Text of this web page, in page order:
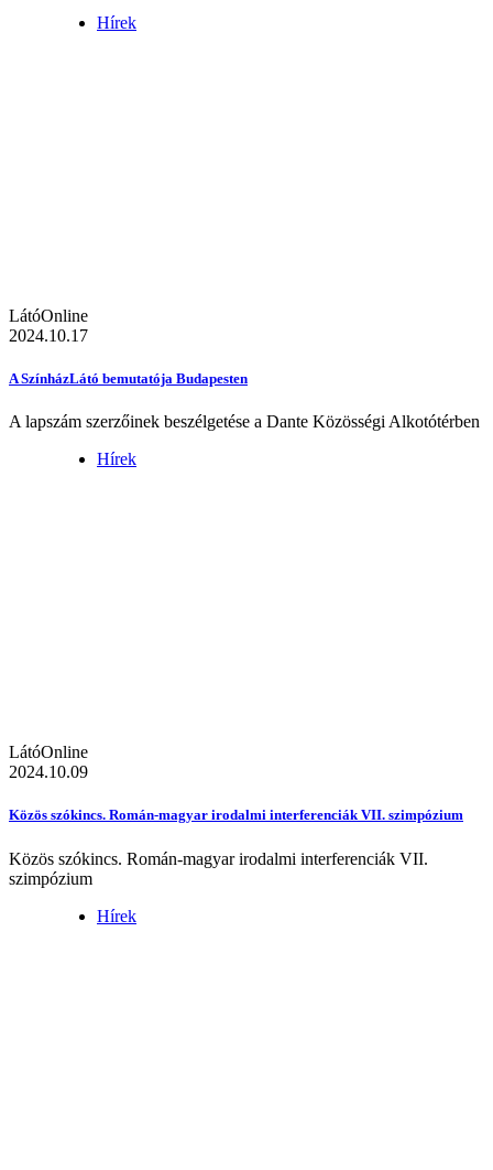
Hírek
LátóOnline
2024.10.17
A SzínházLátó bemutatója Budapesten
A lapszám szerzőinek beszélgetése a Dante Közösségi Alkotótérben
Hírek
LátóOnline
2024.10.09
Közös szókincs. Román-magyar irodalmi interferenciák VII. szimpózium
Közös szókincs. Román-magyar irodalmi interferenciák VII.
szimpózium
Hírek